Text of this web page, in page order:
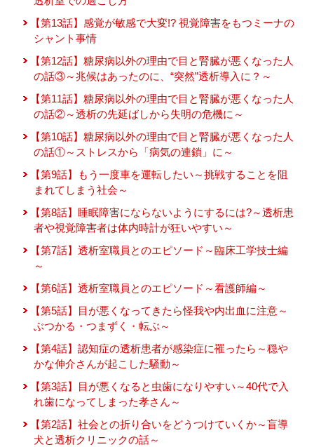
【第13話】感覚が敏感で大変!? 視覚障害をもつミーナの
シャント事情
【第12話】糖尿病以外の理由で目と腎臓が悪くなった人
の話③～兆候はあったのに、“突然”透析導入に？～
【第11話】糖尿病以外の理由で目と腎臓が悪くなった人
の話②～透析の先延ばしから失明の危機に～
【第10話】糖尿病以外の理由で目と腎臓が悪くなった人
の話①～ストレスから「病気の連鎖」に～
【第9話】もう一度車を運転したい～挑戦することを阻
まれてしまう社会～
【第8話】睡眠障害にならないようにするには?～透析患
者や視覚障害者は体内時計が狂いやすい～
【第7話】透析室職員とのエピソード～臨床工学技士編
～
【第6話】透析室職員とのエピソード～看護師編～
【第5話】目が悪くなってきたら怪我や内出血に注意～
ぶつかる・つまずく・転ぶ～
【第4話】認知症の透析患者が感染症に罹ったら～穏や
かな伸介さんが起こした騒動～
【第3話】目が悪くなると虫歯になりやすい～40代で入
れ歯になってしまった孝さん～
【第2話】社会との折り合いをどうつけていくか～盲導
犬と透析クリニックの話～